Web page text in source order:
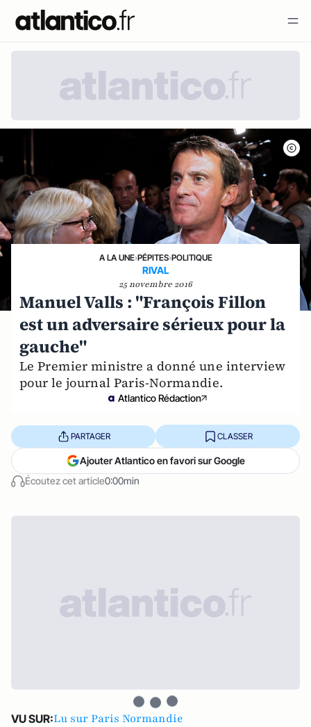
A LA UNE›PÉPITES›POLITIQUE
RIVAL
25 novembre 2016
Manuel Valls : "François Fillon
est un adversaire sérieux pour la
gauche"
Le Premier ministre a donné une interview
pour le journal Paris-Normandie.
Atlantico Rédaction
Écoutez cet article0:00min
PARTAGER CLASSER
Ajouter Atlantico en favori sur Google
VU SUR:Lu sur Paris Normandie